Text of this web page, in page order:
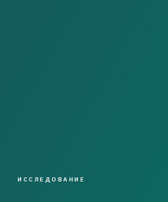
ИССЛЕДОВАНИЕ